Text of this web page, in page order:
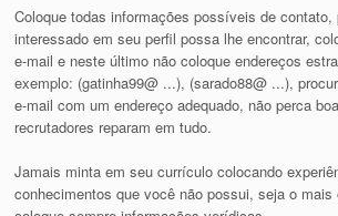
Coloque todas informações possíveis de contato,
interessado em seu perfil possa lhe encontrar,
e-mail e neste último não coloque endereços
exemplo: (gatinha99@ ...), (sarado88@ ...),
e-mail com um endereço adequado, não perca
recrutadores reparam em tudo.
Jamais minta em seu currículo colocando
conhecimentos que você não possui, seja o